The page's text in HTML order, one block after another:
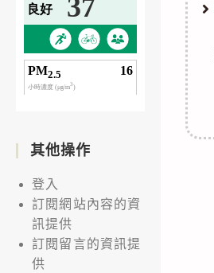
其他操作
登入
訂閱網站內容的資
訊提供
訂閱留言的資訊提
供